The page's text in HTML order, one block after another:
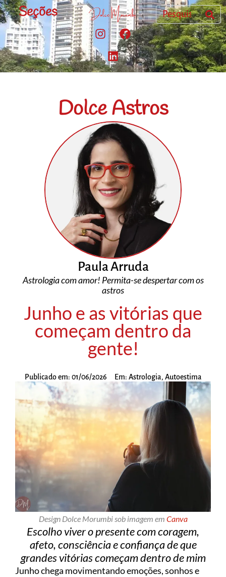
Seções
Dolce Astros
Paula Arruda
Astrologia com amor! Permita-se despertar com os
astros
Junho e as vitórias que
começam dentro da
gente!
Publicado em: 01/06/2026 Em: Astrologia, Autoestima
Design Dolce Morumbi sob imagem em Canva
Escolho viver o presente com coragem,
afeto, consciência e confiança de que
grandes vitórias começam dentro de mim
Junho chega movimentando emoções, sonhos e